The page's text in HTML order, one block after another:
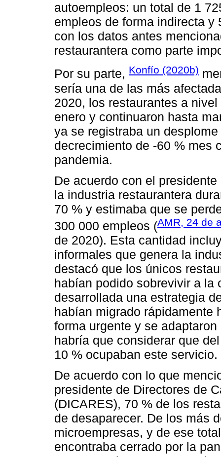
autoempleos: un total de 1
empleos de forma indirecta y
con los datos antes
restaurantera como parte
Por su parte, Konfío (2020b)
sería una de las más
2020, los restaurantes a
enero y continuaron hasta
ya se registraba un
decrecimiento de -60 % mes
pandemia.
De acuerdo con el
la industria restaurantera
70 % y estimaba que se
300 000 empleos (AMR, 24 de
de 2020). Esta cantidad
informales que genera la
destacó que los únicos
habían podido sobrevivir a la
desarrollada una estrategia
habían migrado rápidamente
forma urgente y se
habría que considerar que
10 % ocupaban este servicio.
De acuerdo con lo que
presidente de Directores de
(DICARES), 70 % de los
de desaparecer. De los más
microempresas, y de ese
encontraba cerrado por la